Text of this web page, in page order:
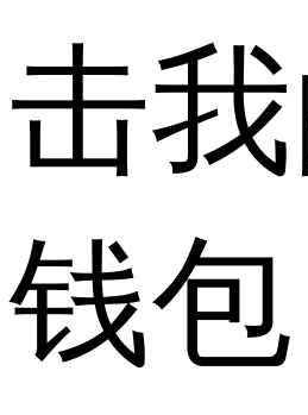
击
钱包